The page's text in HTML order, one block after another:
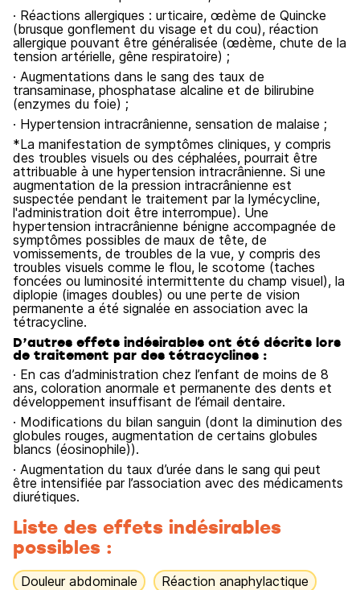
· Réactions allergiques : urticaire, œdème de Quincke
(brusque gonflement du visage et du cou), réaction
allergique pouvant être généralisée (œdème, chute de la
tension artérielle, gêne respiratoire) ;
· Augmentations dans le sang des taux de
transaminase, phosphatase alcaline et de bilirubine
(enzymes du foie) ;
· Hypertension intracrânienne, sensation de malaise ;
*La manifestation de symptômes cliniques, y compris
des troubles visuels ou des céphalées, pourrait être
attribuable à une hypertension intracrânienne. Si une
augmentation de la pression intracrânienne est
suspectée pendant le traitement par la lymécycline,
l'administration doit être interrompue). Une
hypertension intracrânienne bénigne accompagnée de
symptômes possibles de maux de tête, de
vomissements, de troubles de la vue, y compris des
troubles visuels comme le flou, le scotome (taches
foncées ou luminosité intermittente du champ visuel), la
diplopie (images doubles) ou une perte de vision
permanente a été signalée en association avec la
tétracycline.
D’autres effets indésirables ont été décrits lors
de traitement par des tétracyclines :
· En cas d’administration chez l’enfant de moins de 8
ans, coloration anormale et permanente des dents et
développement insuffisant de l’émail dentaire.
· Modifications du bilan sanguin (dont la diminution des
globules rouges, augmentation de certains globules
blancs (éosinophile)).
· Augmentation du taux d’urée dans le sang qui peut
être intensifiée par l’association avec des médicaments
diurétiques.
Liste des effets indésirables
possibles :
Douleur abdominale Réaction anaphylactique